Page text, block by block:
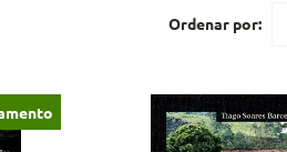
Ordenar por: